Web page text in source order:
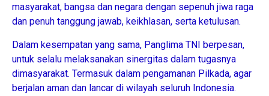
masyarakat, bangsa dan negara dengan sepenuh jiwa raga
dan penuh tanggung jawab, keikhlasan, serta ketulusan.
Dalam kesempatan yang sama, Panglima TNI berpesan,
untuk selalu melaksanakan sinergitas dalam tugasnya
dimasyarakat. Termasuk dalam pengamanan Pilkada, agar
berjalan aman dan lancar di wilayah seluruh Indonesia.